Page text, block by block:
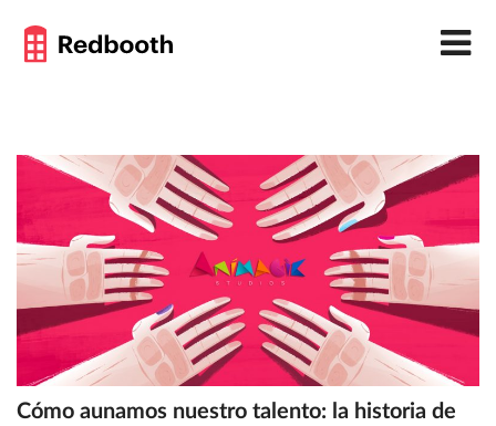
Cómo aunamos nuestro talento: la historia de